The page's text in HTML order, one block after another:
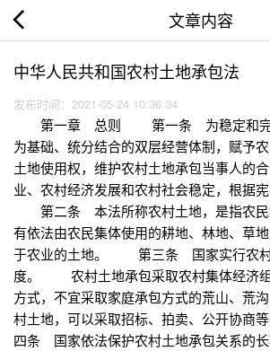
文章内容
中华人民共和国农村土地承包法
发布时间：2021-05-24 10:36:34
第一章 总则 第一条 为稳定和完
为基础、统分结合的双层经营体制，赋予
土地使用权，维护农村土地承包当事人的
业、农村经济发展和农村社会稳定，根据宪
第二条 本法所称农村土地，是指农民
有依法由农民集体使用的耕地、林地、草
于农业的土地。 第三条 国家实行农村
度。 农村土地承包采取农村集体经济
方式，不宜采取家庭承包方式的荒山、荒
村土地，可以采取招标、拍卖、公开协
四条 国家依法保护农村土地承包关系